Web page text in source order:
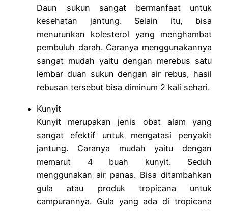
Daun sukun sangat bermanfaat untuk
kesehatan jantung. Selain itu, bisa
menurunkan kolesterol yang menghambat
pembuluh darah. Caranya menggunakannya
sangat mudah yaitu dengan merebus satu
lembar duan sukun dengan air rebus, hasil
rebusan tersebut bisa diminum 2 kali sehari.
Kunyit
Kunyit merupakan jenis obat alam yang
sangat efektif untuk mengatasi penyakit
jantung. Caranya mudah yaitu dengan
memarut 4 buah kunyit. Seduh
menggunakan air panas. Bisa ditambahkan
gula atau produk tropicana untuk
campurannya. Gula yang ada di tropicana